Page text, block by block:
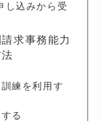
し込みから受
求事務能力
練を利用す
る